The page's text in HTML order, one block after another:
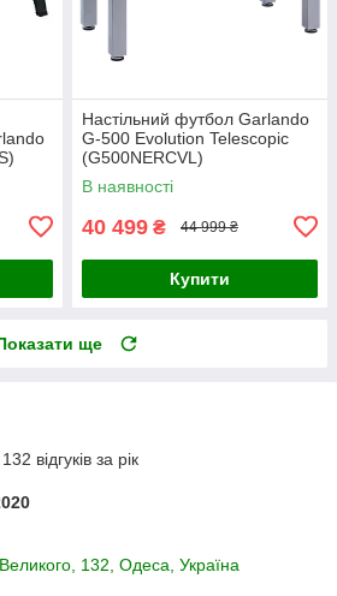
Настільний футбол Garlando
G-500 Evolution Telescopic
(G500NERCVL)
В наявності
40 499 ₴ 44 999 ₴
Купити
ще
відгуків за рік
132, Одеса, Україна